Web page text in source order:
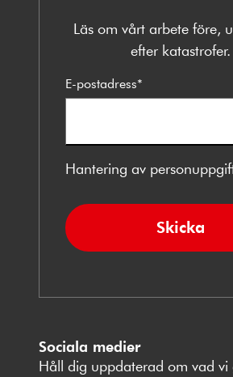
Läs om vårt arbete före,
efter katastrofer.
E-postadress*
Hantering av
Skicka
Sociala medier
Håll dig uppdaterad om vad